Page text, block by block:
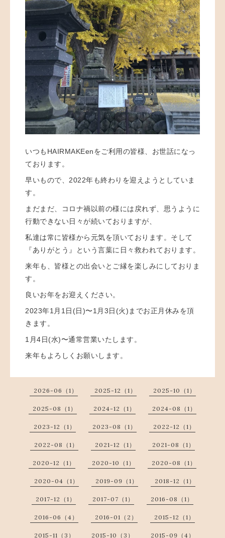
いつもHAIRMAKEenをご利用の皆様、お世話になっ
ております。
早いもので、2022年も終わりを迎えようとしていま
す。
まだまだ、コロナ禍以前の様には戻れず、思うように
行動できない日々が続いておりますが、
私達は常に皆様から元気を頂いております。そして
『ありがとう』という言葉に日々救われております。
来年も、皆様との出会いとご縁を楽しみにしておりま
す。
良いお年をお迎えください。
2023年1月1日(日)〜1月3日(火)までお正月休みを頂
きます。
1月4日(水)〜通常営業いたします。
来年もよろしくお願いします。
2026-06（1） 2025-12（1） 2025-10（1）
2025-08（1） 2024-12（1） 2024-08（1）
2023-12（1） 2023-08（1） 2022-12（1）
2022-08（1） 2021-12（1） 2021-08（1）
2020-12（1） 2020-10（1） 2020-08（1）
2020-04（1） 2019-09（1） 2018-12（1）
2017-12（1） 2017-07（1） 2016-08（1）
2016-06（4） 2016-01（2） 2015-12（1）
2015-11（3） 2015-10（3） 2015-09（4）